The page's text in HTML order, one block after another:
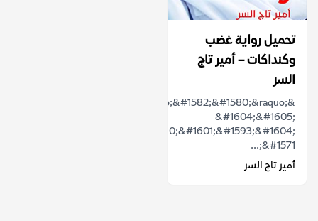
تحميل رواية غضب
وكنداكات – أمير تاج
السر
&laquo;&#1582;&#1580;&raquo;
&#1604;&#1605;
&#1610;&#1601;&#1593;&#1604;
&#1571;...
أمير تاج السر